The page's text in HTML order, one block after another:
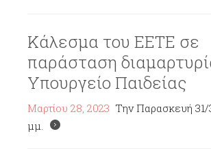
Κάλεσμα του ΕΕΤΕ σε
παράσταση
Υπουργείο Παιδείας
Μαρτίου 28, 2023 Την Παρασκευή 31/
μμ.